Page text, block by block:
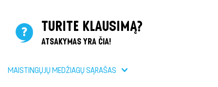
TURITE KLAUSIMĄ?
ATSAKYMAS YRA ČIA!
MAISTINGŲJŲ MEDŽIAGŲ SĄRAŠAS